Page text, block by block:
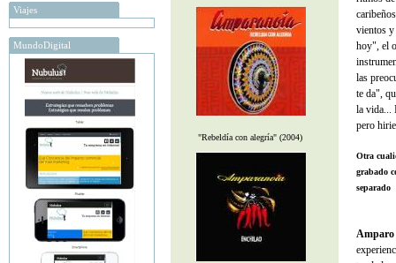
Viajes
MundoDigital
"Rebeldía con alegría" (2004)
vientos y
hoy", el
las
te da",
la vida...
pero
Otra
grabado
separado
Amparo